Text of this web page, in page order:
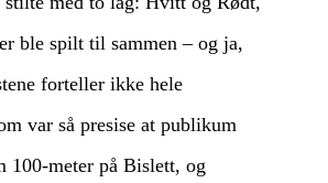
ble spilt til sammen – og ja,
forteller ikke hele
var så presise at publikum
100-meter på Bislett, og